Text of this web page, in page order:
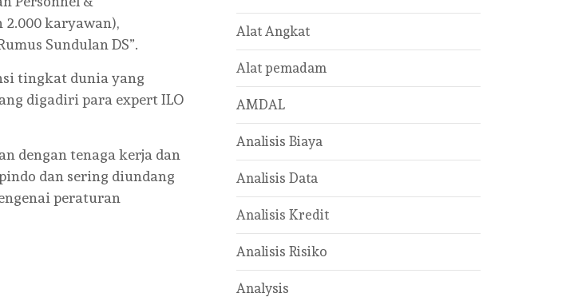
karyawan),
Sundulan DS”.
tingkat dunia yang
digadiri para expert ILO
dengan tenaga kerja dan
dan sering diundang
peraturan
Alat Angkat
Alat pemadam
AMDAL
Analisis Biaya
Analisis Data
Analisis Kredit
Analisis Risiko
Analysis